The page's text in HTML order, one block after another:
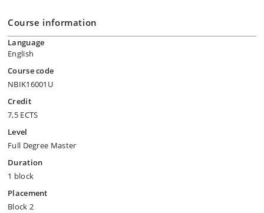
Course information
Language
English
Course code
NBIK16001U
Credit
7,5 ECTS
Level
Full Degree Master
Duration
1 block
Placement
Block 2